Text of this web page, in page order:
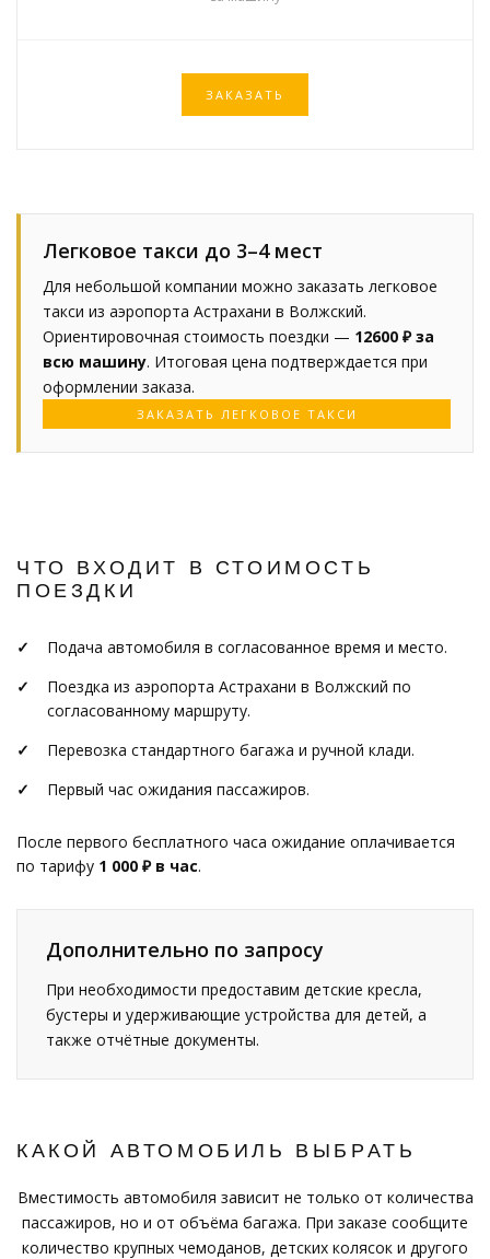
ЗАКАЗАТЬ
Легковое такси до 3–4 мест
Для небольшой компании можно заказать легковое
такси из аэропорта Астрахани в Волжский.
Ориентировочная стоимость поездки — 12600 ₽ за
всю машину. Итоговая цена подтверждается при
оформлении заказа.
ЗАКАЗАТЬ ЛЕГКОВОЕ ТАКСИ
ЧТО ВХОДИТ В СТОИМОСТЬ
ПОЕЗДКИ
Подача автомобиля в согласованное время и место.
Поездка из аэропорта Астрахани в Волжский по
согласованному маршруту.
Перевозка стандартного багажа и ручной клади.
Первый час ожидания пассажиров.
После первого бесплатного часа ожидание оплачивается
по тарифу 1 000 ₽ в час.
Дополнительно по запросу
При необходимости предоставим детские кресла,
бустеры и удерживающие устройства для детей, а
также отчётные документы.
КАКОЙ АВТОМОБИЛЬ ВЫБРАТЬ
Вместимость автомобиля зависит не только от количества
пассажиров, но и от объёма багажа. При заказе сообщите
количество крупных чемоданов, детских колясок и другого